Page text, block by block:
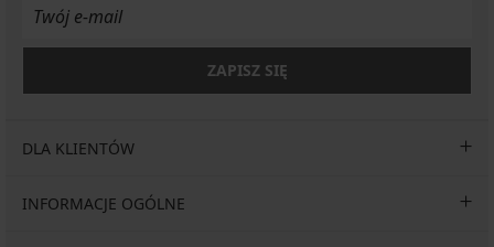
ZAPISZ SIĘ
DLA KLIENTÓW
INFORMACJE OGÓLNE